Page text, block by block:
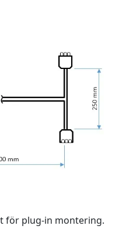
för plug-in montering.